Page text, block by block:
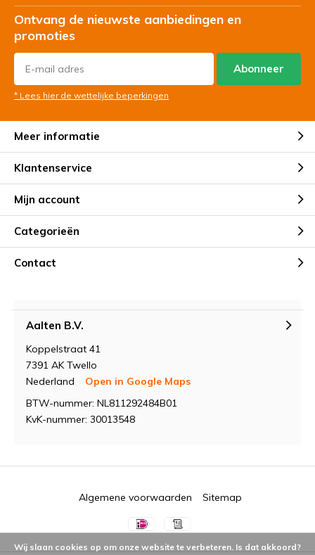
Ontvang de nieuwste aanbiedingen en
promoties
Abonneer
* Lees hier de wettelijke beperkingen
Meer informatie
Klantenservice
Mijn account
Categorieën
Contact
Aalten B.V.
Koppelstraat 41
7391 AK Twello
Nederland
Open in Google Maps
BTW-nummer: NL811292484B01
KvK-nummer: 30013548
Algemene voorwaarden Sitemap
Wij slaan cookies op om onze website te verbeteren. Is dat akkoord?